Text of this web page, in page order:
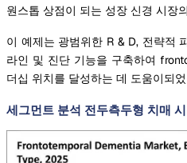
원스톱 상점이 되는 성장 신경 시장
이 예제는 광범위한 R & D, 전략적
라인 및 진단 기능을 구축하여
더십 위치를 달성하는 데 도움이되
세그먼트 분석 전두측두형 치매